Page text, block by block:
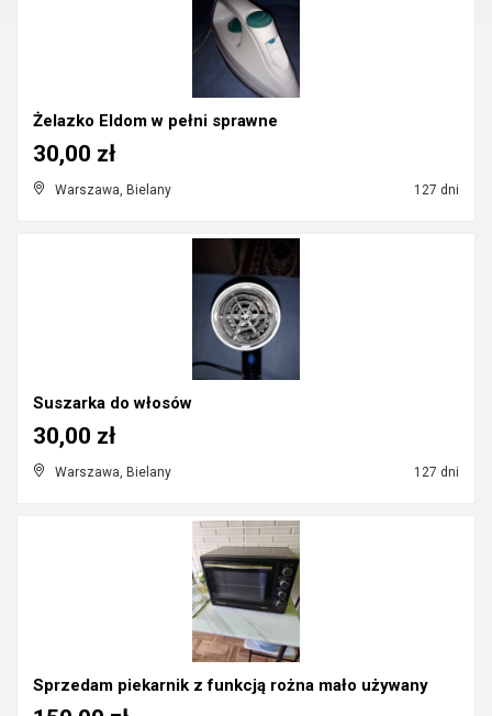
Żelazko Eldom w pełni sprawne
Warszawa, Bielany 127 dni
30,00 zł
Suszarka do włosów
Warszawa, Bielany 127 dni
30,00 zł
Sprzedam piekarnik z funkcją rożna mało używany